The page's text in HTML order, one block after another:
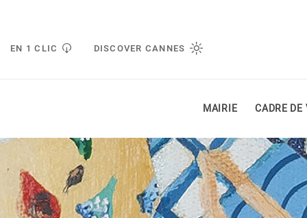
EN 1 CLIC DISCOVER CANNES
MAIRIE CADRE DE